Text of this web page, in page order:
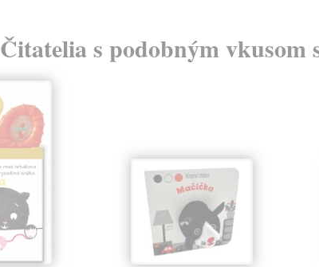
Čitatelia s podobným